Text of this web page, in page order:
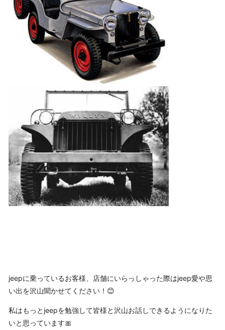
jeepに乗っているお客様、店舗にいらっしゃった際はjeep愛や思
い出を沢山聞かせてください！😊
私はもっとjeepを勉強して皆様と沢山お話しできるようになりた
いと思っています🎀